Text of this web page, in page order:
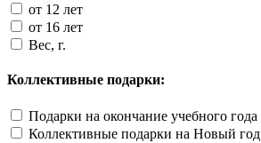
от 12 лет
от 16 лет
Вес, г.
Коллективные подарки:
Подарки на окончание учебного года
Коллективные подарки на Новый год